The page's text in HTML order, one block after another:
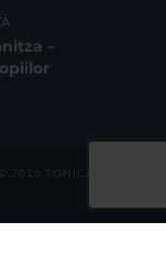
–
2026 TONICA GROUP